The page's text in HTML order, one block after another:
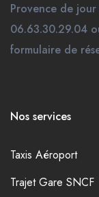
Provence de jour
06.63.30.29.04
formulaire de
Nos services
Taxis Aéroport
Trajet Gare SNCF